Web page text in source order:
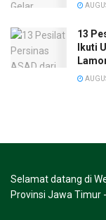
13
Ikuti
Selamat datang di
Provinsi Jawa Timur